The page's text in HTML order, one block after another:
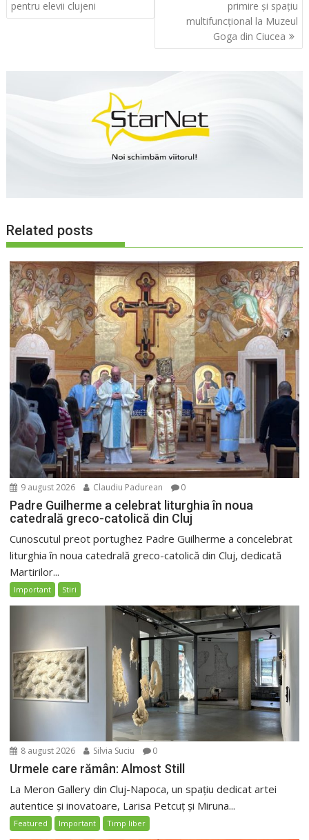
în
articole
pentru elevii clujeni
primire și spațiu
multifuncțional la Muzeul
Goga din Ciucea
Related posts
9 august 2026 Claudiu Padurean 0
Padre Guilherme a celebrat liturghia în noua
catedrală greco-catolică din Cluj
Cunoscutul preot portughez Padre Guilherme a concelebrat
liturghia în noua catedrală greco-catolică din Cluj, dedicată
Martirilor...
Important Stiri
8 august 2026 Silvia Suciu 0
Urmele care rămân: Almost Still
La Meron Gallery din Cluj-Napoca, un spațiu dedicat artei
autentice și inovatoare, Larisa Petcuț și Miruna...
Featured Important Timp liber